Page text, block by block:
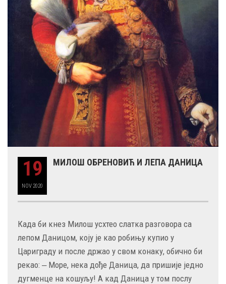
19
NOV 2020
МИЛОШ ОБРЕНОВИЋ И ЛЕПА ДАНИЦА
Када би кнез Милош усхтео слатка разговора са
лепом Даницом, коју је као робињу купио у
Цариграду и после држао у свом конаку, обично би
рекао: ‒ Море, нека дође Даница, да пришије једно
дугменце на кошуљу! А кад Даница у том послу